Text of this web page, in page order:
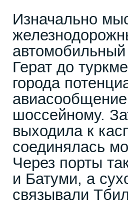
Изначально
Герат до
города
шоссейному.
выходила к
соединялась
Через порты
и Батуми, а
связывали